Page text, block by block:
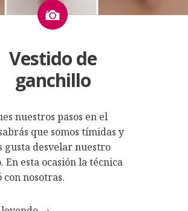
Imagen
Vestido de
ganchillo
nuestros pasos en el
que somos tímidas y
gusta desvelar nuestro
En esta ocasión la técnica
con nosotras.